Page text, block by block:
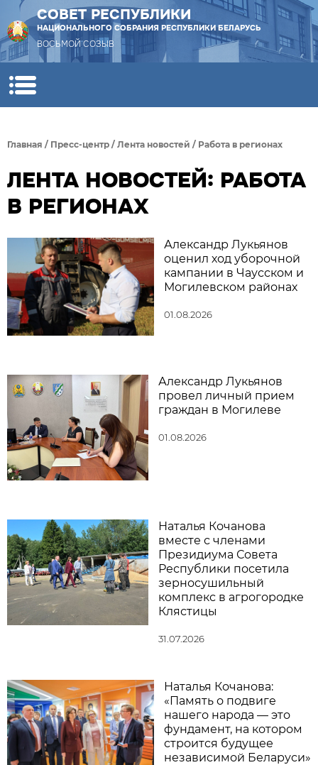
СОВЕТ РЕСПУБЛИКИ
НАЦИОНАЛЬНОГО СОБРАНИЯ РЕСПУБЛИКИ БЕЛАРУСЬ
ВОСЬМОЙ СОЗЫВ
Главная / Пресс-центр / Лента новостей / Работа в регионах
ЛЕНТА НОВОСТЕЙ: РАБОТА
В РЕГИОНАХ
Александр Лукьянов
оценил ход уборочной
кампании в Чаусском и
Могилевском районах
01.08.2026
Александр Лукьянов
провел личный прием
граждан в Могилеве
01.08.2026
Наталья Кочанова
вместе с членами
Президиума Совета
Республики посетила
зерносушильный
комплекс в агрогородке
Клястицы
31.07.2026
Наталья Кочанова:
«Память о подвиге
нашего народа — это
фундамент, на котором
строится будущее
независимой Беларуси»